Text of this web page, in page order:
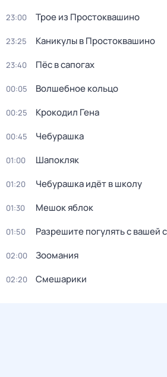
23:00 Трое из Простоквашино
23:25 Каникулы в Простоквашино
23:40 Пёс в сапогах
00:05 Волшебное кольцо
00:25 Крокодил Гена
00:45 Чебурашка
01:00 Шапокляк
01:20 Чебурашка идёт в школу
01:30 Мешок яблок
01:50 Разрешите погулять с вашей
02:00 Зоомания
02:20 Смешарики